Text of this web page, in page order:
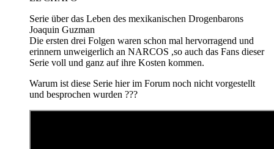
Serie über das Leben des mexikanischen Drogenbarons
Joaquin Guzman
Die ersten drei Folgen waren schon mal hervorragend und
erinnern unweigerlich an NARCOS ,so auch das Fans dieser
Serie voll und ganz auf ihre Kosten kommen.
Warum ist diese Serie hier im Forum noch nicht vorgestellt
und besprochen wurden ???